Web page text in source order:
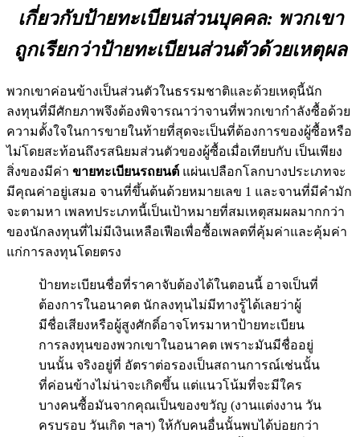
เกี่ยวกับป้ายทะเบียนส่วนบุคคล: พวกเขา
ถูกเรียกว่าป้ายทะเบียนส่วนตัวด้วยเหตุผล
พวกเขาค่อนข้างเป็นส่วนตัวในธรรมชาติและด้วยเหตุนี้นัก
ลงทุนที่มีศักยภาพจึงต้องพิจารณาว่าจานที่พวกเขากำลังซื้อด้วย
ความตั้งใจในการขายในท้ายที่สุดจะเป็นที่ต้องการของผู้ซื้อหรือ
ไม่โดยสะท้อนถึงรสนิยมส่วนตัวของผู้ซื้อเมื่อเทียบกับ เป็นเพียง
สิ่งของมีค่า ขายทะเบียนรถยนต์ แผ่นเปลือกโลกบางประเภทจะ
มีคุณค่าอยู่เสมอ จานที่ขึ้นต้นด้วยหมายเลข 1 และจานที่มีคำมัก
จะตามหา เพลทประเภทนี้เป็นเป้าหมายที่สมเหตุสมผลมากกว่า
ของนักลงทุนที่ไม่มีเงินเหลือเฟือเพื่อซื้อเพลตที่คุ้มค่าและคุ้มค่า
แก่การลงทุนโดยตรง
ป้ายทะเบียนชื่อที่ราคาจับต้องได้ในตอนนี้ อาจเป็นที่
ต้องการในอนาคต นักลงทุนไม่มีทางรู้ได้เลยว่าผู้
มีชื่อเสียงหรือผู้สูงศักดิ์อาจโทรมาหาป้ายทะเบียน
การลงทุนของพวกเขาในอนาคต เพราะมันมีชื่ออยู่
บนนั้น จริงอยู่ที่ อัตราต่อรองเป็นสถานการณ์เช่นนั้น
ที่ค่อนข้างไม่น่าจะเกิดขึ้น แต่แนวโน้มที่จะมีใคร
บางคนซื้อมันจากคุณเป็นของขวัญ (งานแต่งงาน วัน
ครบรอบ วันเกิด ฯลฯ) ให้กับคนอื่นนั้นพบได้บ่อยกว่า